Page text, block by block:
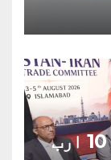
پاک ایران دوطرفہ تجارت 10 ارب